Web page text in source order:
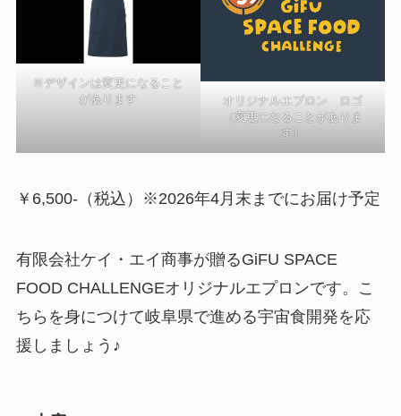
※デザインは変更になること
があります
オリジナルエプロン ロゴ
（変更になることがありま
す）
￥6,500-（税込）※2026年4月末までにお届け予定
有限会社ケイ・エイ商事が贈るGiFU SPACE
FOOD CHALLENGEオリジナルエプロンです。こ
ちらを身につけて岐阜県で進める宇宙食開発を応
援しましょう♪